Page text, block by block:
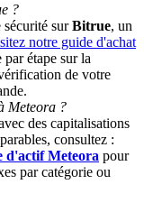
?
sécurité surBitrue, un
notre guide d'achat
étape sur la
de votre
Meteora ?
des capitalisations
consultez :
d'actif Meteora pour
par catégorie ou